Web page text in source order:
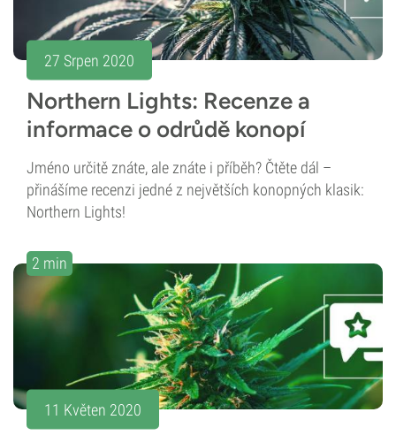
27 Srpen 2020
Northern Lights: Recenze a
informace o odrůdě konopí
Jméno určitě znáte, ale znáte i příběh? Čtěte dál –
přinášíme recenzi jedné z největších konopných klasik:
Northern Lights!
2 min
11 Květen 2020